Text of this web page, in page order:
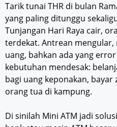
Tarik tunai THR di bulan
yang paling ditunggu
Tunjangan Hari Raya cair,
terdekat. Antrean mengular,
uang, bahkan ada yang
kebutuhan mendesak:
bagi uang keponakan, bayar
orang tua di kampung.
Di sinilah Mini ATM jadi